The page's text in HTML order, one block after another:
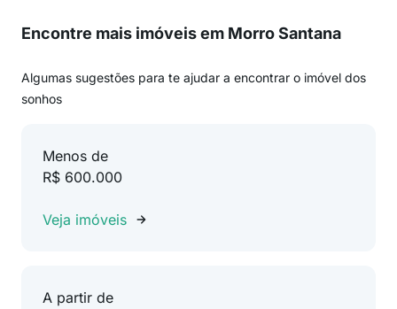
Encontre mais imóveis em Morro Santana
Algumas sugestões para te ajudar a encontrar o imóvel dos
sonhos
Menos de
R$ 600.000
Veja imóveis
A partir de